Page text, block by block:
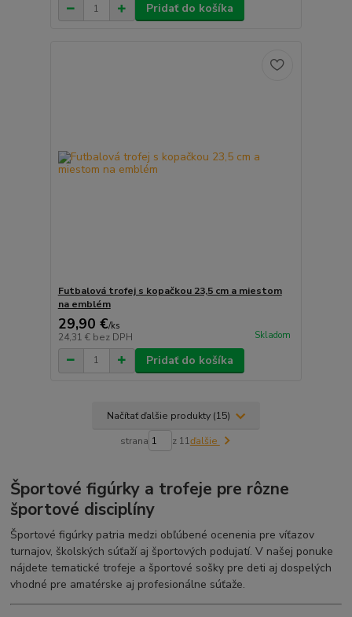
Pridať do košíka
Futbalová trofej s kopačkou 23,5 cm a miestom
na emblém
29,90 €/ks
24,31 € bez DPH Skladom
Pridať do košíka
Načítať ďalšie produkty (15)
strana z 11ďalšie
Športové figúrky a trofeje pre rôzne
športové disciplíny
Športové figúrky patria medzi obľúbené ocenenia pre víťazov
turnajov, školských súťaží aj športových podujatí. V našej ponuke
nájdete tematické trofeje a športové sošky pre deti aj dospelých
vhodné pre amatérske aj profesionálne súťaže.